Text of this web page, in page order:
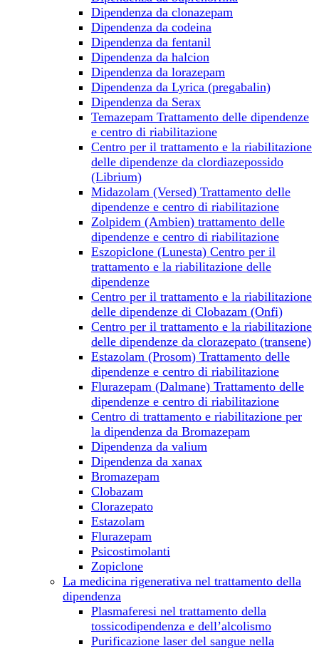
Dipendenza da clonazepam
Dipendenza da сodeina
Dipendenza da fentanil
Dipendenza da halcion
Dipendenza da lorazepam
Dipendenza da Lyrica (pregabalin)
Dipendenza da Serax
Temazepam Trattamento delle dipendenze
e centro di riabilitazione
Centro per il trattamento e la riabilitazione
delle dipendenze da clordiazepossido
(Librium)
Midazolam (Versed) Trattamento delle
dipendenze e centro di riabilitazione
Zolpidem (Ambien) trattamento delle
dipendenze e centro di riabilitazione
Eszopiclone (Lunesta) Centro per il
trattamento e la riabilitazione delle
dipendenze
Centro per il trattamento e la riabilitazione
delle dipendenze di Clobazam (Onfi)
Centro per il trattamento e la riabilitazione
delle dipendenze da clorazepato (transene)
Estazolam (Prosom) Trattamento delle
dipendenze e centro di riabilitazione
Flurazepam (Dalmane) Trattamento delle
dipendenze e centro di riabilitazione
Centro di trattamento e riabilitazione per
la dipendenza da Bromazepam
Dipendenza da valium
Dipendenza da xanax
Bromazepam
Clobazam
Clorazepato
Estazolam
Flurazepam
Psicostimolanti
Zopiclone
La medicina rigenerativa nel trattamento della
dipendenza
Plasmaferesi nel trattamento della
tossicodipendenza e dell’alcolismo
Purificazione laser del sangue nella